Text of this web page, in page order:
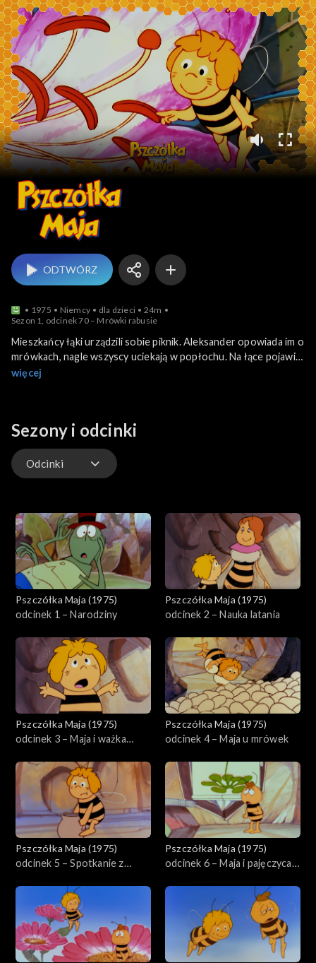
Pszczółka Maja (1975)
ODTWÓRZ
1975 Niemcy dla dzieci
24m
Sezon 1, odcinek 70 – Mrówki rabusie
Mieszkańcy łąki urządzili sobie piknik. Aleksander opowiada im o
mrówkach, nagle wszyscy uciekają w popłochu. Na łące pojawił
się ogromny żuk.
więcej
Sezony i odcinki
Odcinki
Pszczółka Maja (1975)
odcinek 1 – Narodziny
Pszczółka Maja (1975)
odcinek 2 – Nauka latania
Pszczółka Maja (1975)
odcinek 3 – Maja i ważka
Pszczółka Maja (1975)
odcinek 4 – Maja u mrówek
Pszczółka Maja (1975)
odcinek 5 – Spotkanie z
Pszczółka Maja (1975)
odcinek 6 – Maja i pajęczyca